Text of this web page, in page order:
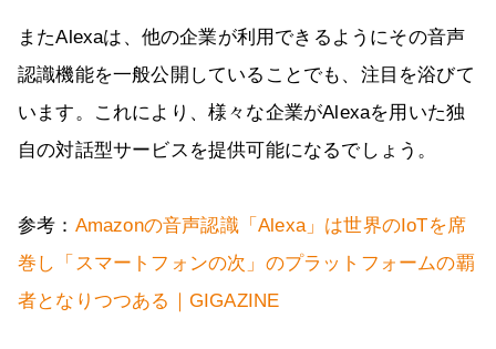
またAlexaは、他の企業が利用できるようにその音声
認識機能を一般公開していることでも、注目を浴びて
います。これにより、様々な企業がAlexaを用いた独
自の対話型サービスを提供可能になるでしょう。
参考： Amazonの音声認識「Alexa」は世界のIoTを席
巻し「スマートフォンの次」のプラットフォームの覇
者となりつつある｜GIGAZINE